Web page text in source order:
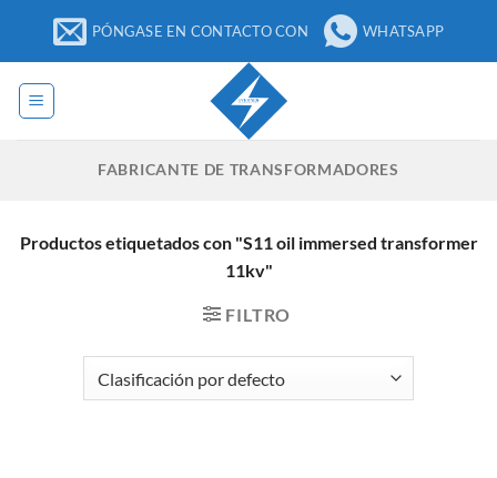
contenido
PÓNGASE EN CONTACTO CON WHATSAPP
FABRICANTE DE TRANSFORMADORES
Productos etiquetados con "S11 oil immersed transformer
11kv"
FILTRO